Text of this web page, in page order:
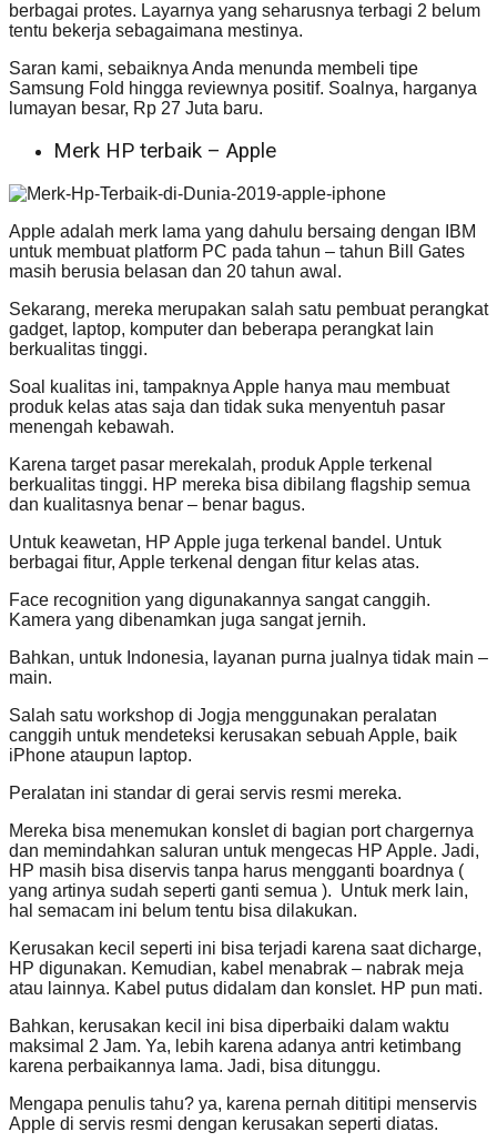
berbagai protes. Layarnya yang seharusnya terbagi 2 belum
tentu bekerja sebagaimana mestinya.
Saran kami, sebaiknya Anda menunda membeli tipe
Samsung Fold hingga reviewnya positif. Soalnya, harganya
lumayan besar, Rp 27 Juta baru.
Merk HP terbaik – Apple
Apple adalah merk lama yang dahulu bersaing dengan IBM
untuk membuat platform PC pada tahun – tahun Bill Gates
masih berusia belasan dan 20 tahun awal.
Sekarang, mereka merupakan salah satu pembuat perangkat
gadget, laptop, komputer dan beberapa perangkat lain
berkualitas tinggi.
Soal kualitas ini, tampaknya Apple hanya mau membuat
produk kelas atas saja dan tidak suka menyentuh pasar
menengah kebawah.
Karena target pasar merekalah, produk Apple terkenal
berkualitas tinggi. HP mereka bisa dibilang flagship semua
dan kualitasnya benar – benar bagus.
Untuk keawetan, HP Apple juga terkenal bandel. Untuk
berbagai fitur, Apple terkenal dengan fitur kelas atas.
Face recognition yang digunakannya sangat canggih.
Kamera yang dibenamkan juga sangat jernih.
Bahkan, untuk Indonesia, layanan purna jualnya tidak main –
main.
Salah satu workshop di Jogja menggunakan peralatan
canggih untuk mendeteksi kerusakan sebuah Apple, baik
iPhone ataupun laptop.
Peralatan ini standar di gerai servis resmi mereka.
Mereka bisa menemukan konslet di bagian port chargernya
dan memindahkan saluran untuk mengecas HP Apple. Jadi,
HP masih bisa diservis tanpa harus mengganti boardnya (
yang artinya sudah seperti ganti semua ). Untuk merk lain,
hal semacam ini belum tentu bisa dilakukan.
Kerusakan kecil seperti ini bisa terjadi karena saat dicharge,
HP digunakan. Kemudian, kabel menabrak – nabrak meja
atau lainnya. Kabel putus didalam dan konslet. HP pun mati.
Bahkan, kerusakan kecil ini bisa diperbaiki dalam waktu
maksimal 2 Jam. Ya, lebih karena adanya antri ketimbang
karena perbaikannya lama. Jadi, bisa ditunggu.
Mengapa penulis tahu? ya, karena pernah dititipi menservis
Apple di servis resmi dengan kerusakan seperti diatas.